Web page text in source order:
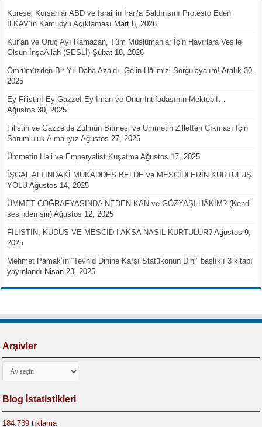
Küresel Korsanlar ABD ve İsrail’in İran’a Saldırısını Protesto Eden
İLKAV’ın Kamuoyu Açıklaması Mart 8, 2026
Kur’an ve Oruç Ayı Ramazan, Tüm Müslümanlar İçin Hayırlara Vesile
Olsun İnşaAllah (SESLİ) Şubat 18, 2026
Ömrümüzden Bir Yıl Daha Azaldı, Gelin Hâlimizi Sorgulayalım! Aralık 30,
2025
Ey Filistin! Ey Gazze! Ey İman ve Onur İntifadasının Mektebi!…
Ağustos 30, 2025
Filistin ve Gazze’de Zulmün Bitmesi ve Ümmetin Zilletten Çıkması İçin
Sorumluluk Almalıyız Ağustos 27, 2025
Ümmetin Hali ve Emperyalist Kuşatma Ağustos 17, 2025
İŞGAL ALTINDAKİ MUKADDES BELDE ve MESCİDLERİN KURTULUŞ
YOLU Ağustos 14, 2025
ÜMMET COĞRAFYASINDA NEDEN KAN ve GÖZYAŞI HÂKİM? (Kendi
sesinden şiir) Ağustos 12, 2025
FİLİSTİN, KUDÜS VE MESCİD-İ AKSA NASIL KURTULUR? Ağustos 9,
2025
Mehmet Pamak’ın “Tevhid Dinine Karşı Statükonun Dini” başlıklı 3 kitabı
yayınlandı Nisan 23, 2025
Arşivler
Arşivler
Blog İstatistikleri
184.739 tıklama